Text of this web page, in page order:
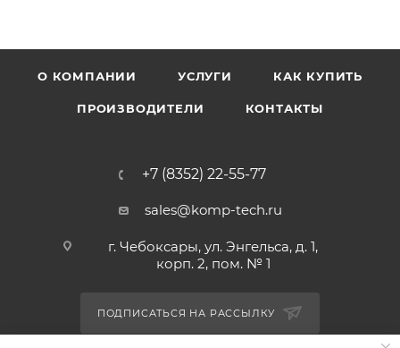
О КОМПАНИИ УСЛУГИ КАК КУПИТЬ
ПРОИЗВОДИТЕЛИ КОНТАКТЫ
+7 (8352) 22-55-77
sales@komp-tech.ru
г. Чебоксары, ул. Энгельса, д. 1,
корп. 2, пом. № 1
ПОДПИСАТЬСЯ НА РАССЫЛКУ